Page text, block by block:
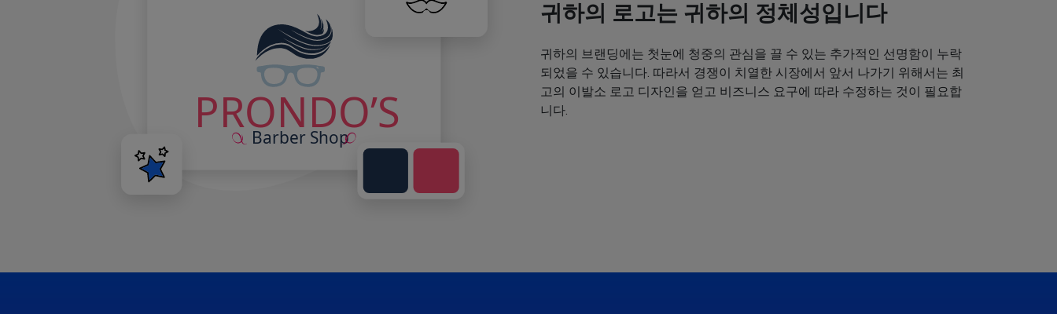
귀하의 로고는 귀하의 정체성입니다
귀하의 브랜딩에는 첫눈에 청중의 관심을 끌 수 있는 추가적인 선명함이 누락
되었을 수 있습니다. 따라서 경쟁이 치열한 시장에서 앞서 나가기 위해서는 최
고의 이발소 로고 디자인을 얻고 비즈니스 요구에 따라 수정하는 것이 필요합
니다.